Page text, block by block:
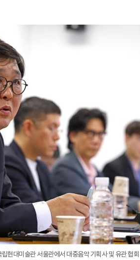
현대미술관 서울관에서 대중음악 기획사 및 유관 협